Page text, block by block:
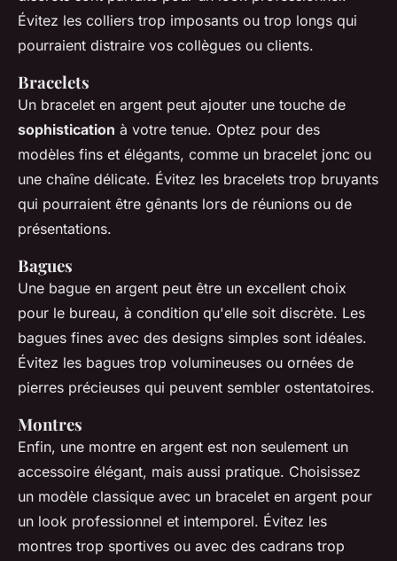
Évitez les colliers trop imposants ou trop longs qui
pourraient distraire vos collègues ou clients.
Bracelets
Un bracelet en argent peut ajouter une touche de
sophistication à votre tenue. Optez pour des
modèles fins et élégants, comme un bracelet jonc ou
une chaîne délicate. Évitez les bracelets trop bruyants
qui pourraient être gênants lors de réunions ou de
présentations.
Bagues
Une bague en argent peut être un excellent choix
pour le bureau, à condition qu'elle soit discrète. Les
bagues fines avec des designs simples sont idéales.
Évitez les bagues trop volumineuses ou ornées de
pierres précieuses qui peuvent sembler ostentatoires.
Montres
Enfin, une montre en argent est non seulement un
accessoire élégant, mais aussi pratique. Choisissez
un modèle classique avec un bracelet en argent pour
un look professionnel et intemporel. Évitez les
montres trop sportives ou avec des cadrans trop